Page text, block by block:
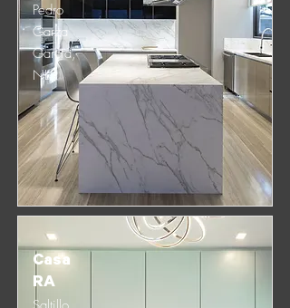
Pedro
Garza
García,
NL
Casa
RA